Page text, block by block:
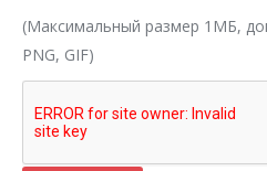
(Максимальный размер 1МБ,
PNG, GIF)